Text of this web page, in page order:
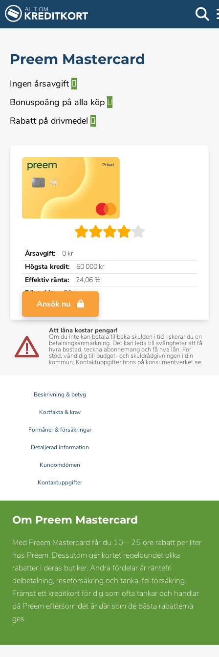
Preem Mastercard
Ingen årsavgift
Bonuspoäng på alla köp
Rabatt på drivmedel
Årsavgift:
0 kr
Högsta kredit:
50 000 kr
Effektiv ränta:
24,06 %
Räntefritt:
56 dagar
Ansök nu
Att låna kostar pengar!
Om du inte kan betala tillbaka skulden i tid riskerar du en
betalningsanmärkning. Det kan leda till svårigheter att få
hyra bostad, teckna abonnemang och få nya lån. För
stöd, vänd dig till budget- och skuldrådgivningen i din
kommun. Kontaktuppgifter finns på konsumentverket.se.
Beskrivning & betyg
Kortfakta & krav
Förmåner & försäkringar
Detaljerad information
Kundomdömen
Kontaktuppgifter
Om Preem Mastercard
Med Preem Mastercard får du 10 – 25 öre rabatt per liter
hos Preem. Dessutom ger kortet regelbundet olika
rabatter i deras butiker. Andra fördelar är räntefri
delbetalning, reseförsäkring och tanka-fel försäkring.
Främst ett kreditkort för dig som ofta tankar och handlar
på Preem eftersom det är där som de bästa rabatterna
ges.